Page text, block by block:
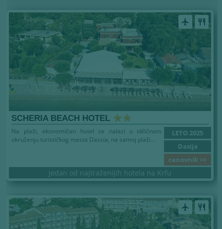
airplanemode_active restaurant
SCHERIA BEACH HOTEL
LETO 2025
Dasija
cenovnik >>
Na plaži, ekonomičan hotel se nalazi u idiličnom
okruženju turističkog mesta Dassia, na samoj plaži...
Jedan od najtraženijih hotela na Krfu
airplanemode_active restaurant